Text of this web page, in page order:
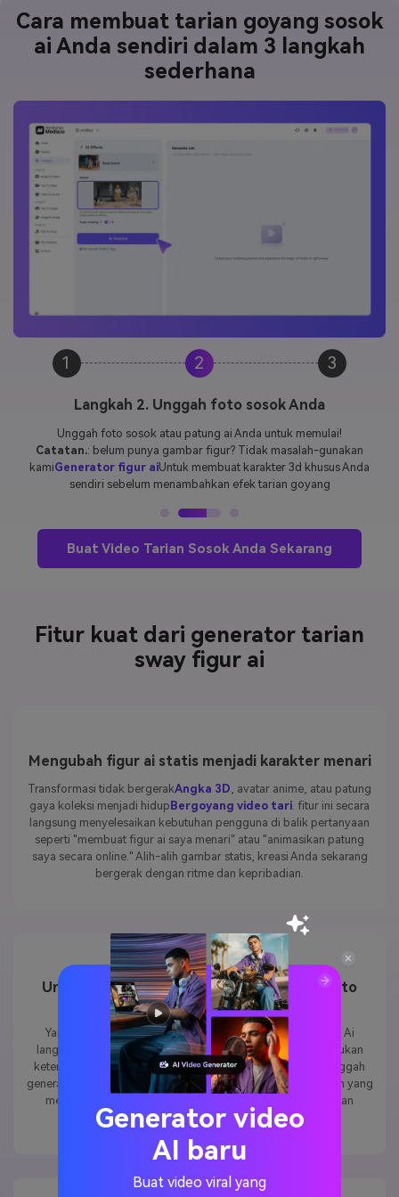
Cara membuat tarian goyang sosok
ai Anda sendiri dalam 3 langkah
sederhana
1 2 3
Langkah 3. Menghasilkan dan menyimpan video tari
sosok Anda
Hanya dengan satu klik, ai kami menambahkan gerakan tari goyang dan
menyinkronkannya dengan musik. Pratinjau hasil Anda, perbaiki jika
diperlukan, lalu unduh video selesai Anda-siap untuk dibagikan di
Buat Video Tarian Sosok Anda Sekarang
Fitur kuat dari generator tarian
Mengubah figur ai statis menjadi karakter menari
Transformasi tidak bergerakAngka 3D, avatar anime, atau patung
gaya koleksi menjadi hidupBergoyang video tari. fitur ini secara
langsung menyelesaikan kebutuhan pengguna di balik pertanyaan
seperti "membuat figur ai saya menari" atau "animasikan patung
saya secara online." Alih-alih gambar statis, kreasi Anda sekarang
Unggahan sederhana-cukup tambahkan foto
sosok Anda
Yang dibutuhkan hanyalah mengunggah foto sosok Anda. Ai
langsung menerapkan Goyang efek tarianTanpa memerlukan
keterampilan pengeditan. Bagi pengguna yang mencari "unggah
generator tarian goyang foto", kemudahan penggunaan inilah yang
mereka cari. Hal ini menurunkan hambatan bagi pemula dan
menjaga alur kerja tetap cepat dan intuitif.
Generator video
AI baru
Buat video viral yang